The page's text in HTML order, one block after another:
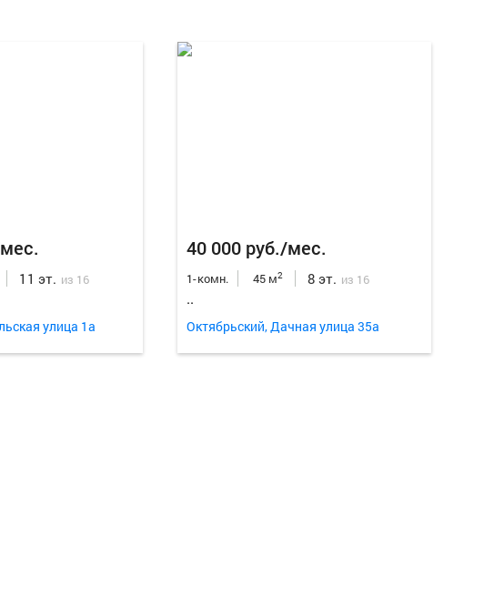
11 эт. из 16
улица 1а
40 000 руб./мес.
1-комн. 45 м2 8 эт. из 16
..
Октябрьский, Дачная улица 35а